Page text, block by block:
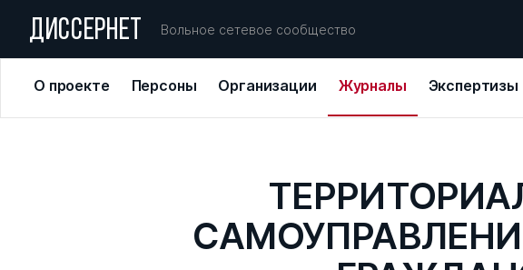
ДИССЕРНЕТ Вольное сетевое сообщество
О проекте Персоны Организации Журналы Экспертизы